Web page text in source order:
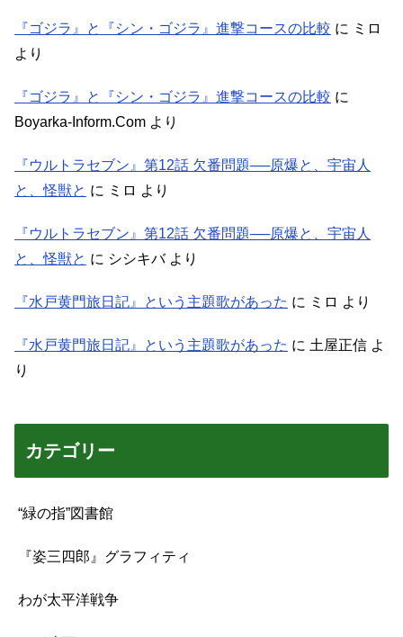
『ゴジラ』と『シン・ゴジラ』進撃コースの比較 に ミロ
より
『ゴジラ』と『シン・ゴジラ』進撃コースの比較 に
Boyarka-Inform.Com より
『ウルトラセブン』第12話 欠番問題──原爆と、宇宙人
と、怪獣と に ミロ より
『ウルトラセブン』第12話 欠番問題──原爆と、宇宙人
と、怪獣と に シシキバより
『水戸黄門旅日記』という主題歌があった に ミロ より
『水戸黄門旅日記』という主題歌があった に 土屋正信 よ
り
カテゴリー
“緑の指”図書館
『姿三四郎』グラフィティ
わが太平洋戦争